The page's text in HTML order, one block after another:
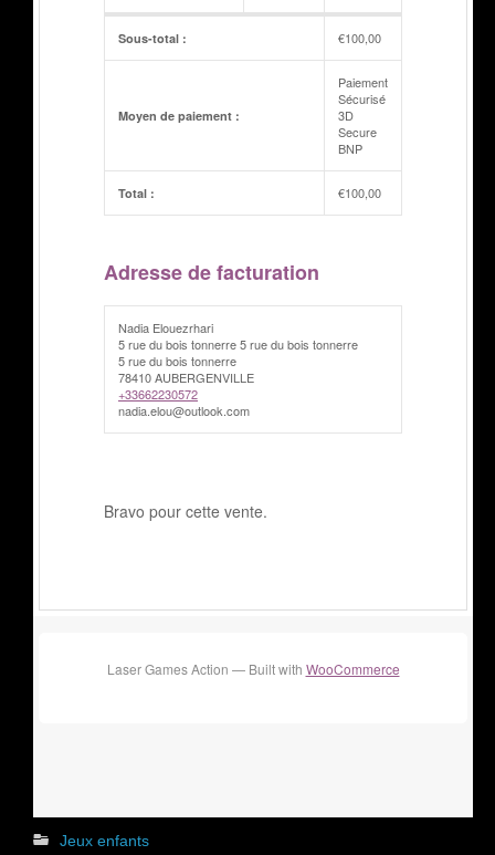
Sous-total : €100,00
Moyen de paiement :
Paiement
Sécurisé
3D
Secure
BNP
Total : €100,00
Adresse de facturation
Nadia Elouezrhari
5 rue du bois tonnerre 5 rue du bois tonnerre
5 rue du bois tonnerre
78410 AUBERGENVILLE
+33662230572
nadia.elou@outlook.com
Bravo pour cette vente.
Laser Games Action — Built with WooCommerce
Jeux enfants